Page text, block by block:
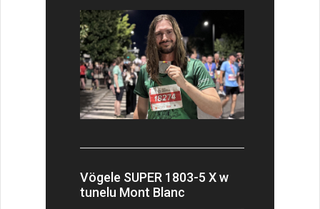
Vögele SUPER 1803-5 X w
tunelu Mont Blanc